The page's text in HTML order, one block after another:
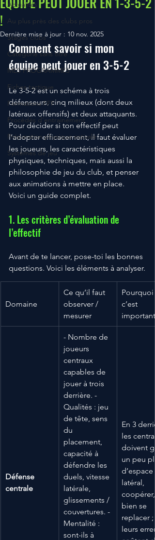
Actualités
Au plus près des clubs pros
Stages clubs
Catégorie sans titre
MES PROGRAMMES
Fiches tactique
Formations FFF
Procédés d'entrainement
Préparation physique estivale
Systèmes de jeu
!
Dernière mise à jour : 10 nov. 2025
Comment savoir si mon
équipe peut jouer en 3-5-2
Le 3-5-2 est un schéma à trois
défenseurs, cinq milieux (dont deux
latéraux offensifs) et deux attaquants.
Pour décider si ton effectif peut
l’adopter efficacement, il faut évaluer
les joueurs, les caractéristiques
physiques, techniques, mais aussi la
philosophie de jeu du club, et penser
aux animations à mettre en place.
Voici un guide complet.
1. Les critères d’évaluation de
l’effectif
Avant de te lancer, pose-toi les bonnes
questions. Voici les éléments à analyser.
Domaine
Ce qu’il faut
observer /
mesurer
Pourquoi
c’est
important
Défense
centrale
- Nombre de
joueurs
centraux
capables de
jouer à trois
derrière. -
Qualités : jeu
de tête, sens
du
placement,
capacité à
défendre les
duels, vitesse
latérale,
glissements /
couvertures. -
Mentalité :
sont-ils à
En 3
les
doivent
un peu
d’espace
latéral,
coopérer,
bien se
replacer ;
leurs